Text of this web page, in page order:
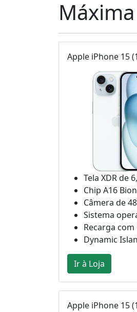
Máxima
Apple iPhone 15
Tela XDR de
Chip A16
Câmera de
Sistema
Recarga com
Dynamic
Ir à Loja
Apple iPhone 15